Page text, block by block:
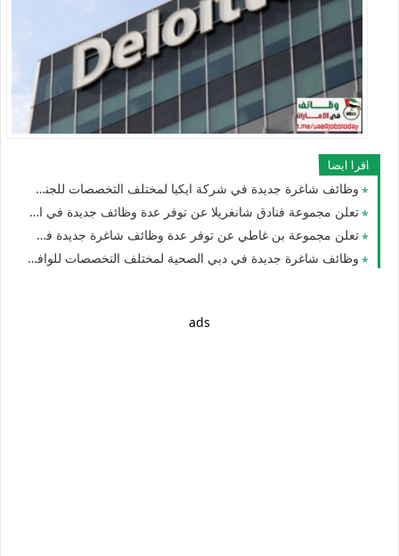
اقرا ايضا
وظائف شاغرة جديدة في شركة ايكيا لمختلف التخصصات للجنسيين في الامارات
تعلن مجموعة فنادق شانغريلا عن توفر عدة وظائف جديدة في الامارات لجميع الجنسيات
تعلن مجموعة بن غاطي عن توفر عدة وظائف شاغرة جديدة في مختلف التخصصات برواتب تبدا 3000 درهم في الامارات
وظائف شاغرة جديدة في دبي الصحية لمختلف التخصصات للوافدين والمقيمين والأجانب في الامارات
ads